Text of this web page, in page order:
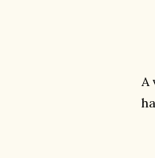
A